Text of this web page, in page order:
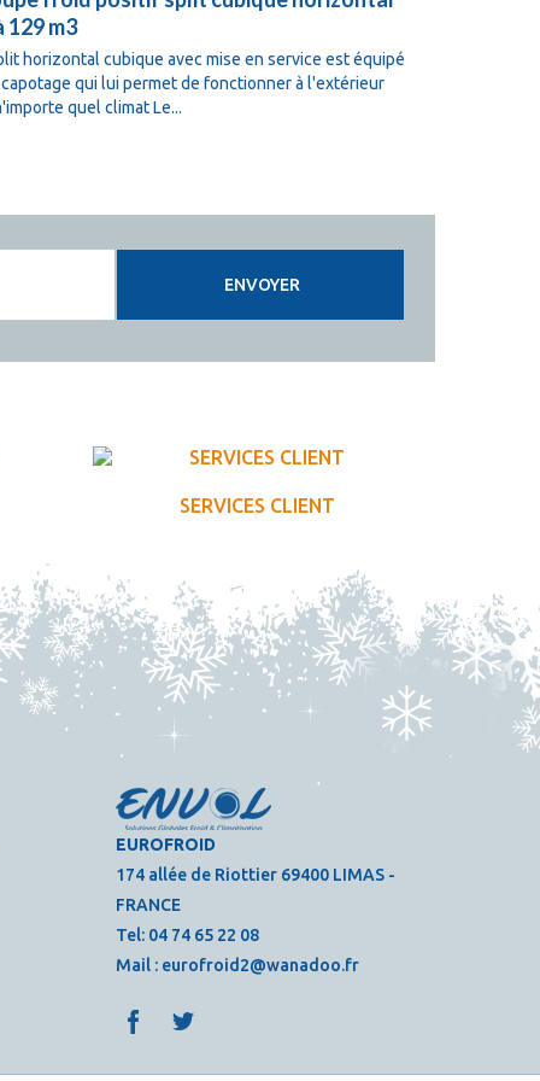
129 m3
horizontal cubique avec mise en service est équipé
qui lui permet de fonctionner à l'extérieur
quel climat Le...
ENVOYER
SERVICES CLIENT
EUROFROID
174 allée de Riottier 69400 LIMAS -
FRANCE
Tel: 04 74 65 22 08
Mail : eurofroid2@wanadoo.fr